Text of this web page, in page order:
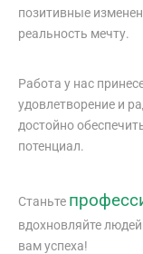
позитивные
реальность мечту.
Работа у нас
удовлетворение и
достойно
потенциал.
Станьте
вдохновляйте
вам успеха!